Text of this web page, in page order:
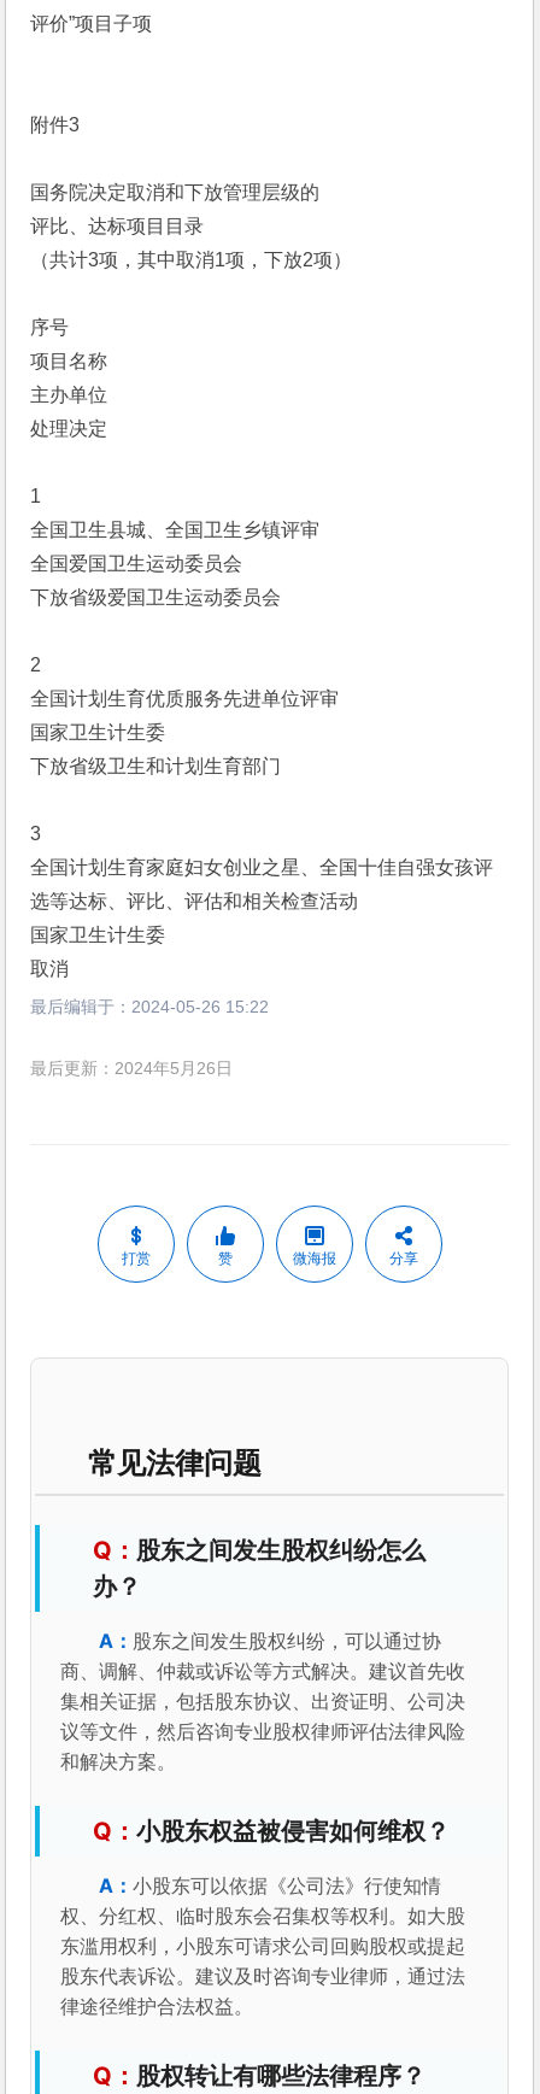
评价”项目子项
附件3
国务院决定取消和下放管理层级的
评比、达标项目目录
（共计3项，其中取消1项，下放2项）
序号
项目名称
主办单位
处理决定
1
全国卫生县城、全国卫生乡镇评审
全国爱国卫生运动委员会
下放省级爱国卫生运动委员会
2
全国计划生育优质服务先进单位评审
国家卫生计生委
下放省级卫生和计划生育部门
3
全国计划生育家庭妇女创业之星、全国十佳自强女孩评
选等达标、评比、评估和相关检查活动
国家卫生计生委
取消
最后编辑于： 2024-05-26 15:22
最后更新：2024年5月26日
打赏 赞 微海报 分享
常见法律问题
股东之间发生股权纠纷怎么
办？
股东之间发生股权纠纷，可以通过协
商、调解、仲裁或诉讼等方式解决。建议首先收
集相关证据，包括股东协议、出资证明、公司决
议等文件，然后咨询专业股权律师评估法律风险
和解决方案。
小股东权益被侵害如何维权？
小股东可以依据《公司法》行使知情
权、分红权、临时股东会召集权等权利。如大股
东滥用权利，小股东可请求公司回购股权或提起
股东代表诉讼。建议及时咨询专业律师，通过法
律途径维护合法权益。
股权转让有哪些法律程序？